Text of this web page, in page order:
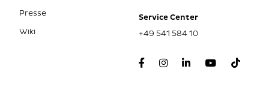
Presse
Wiki
Service Center
+49 541 584 10